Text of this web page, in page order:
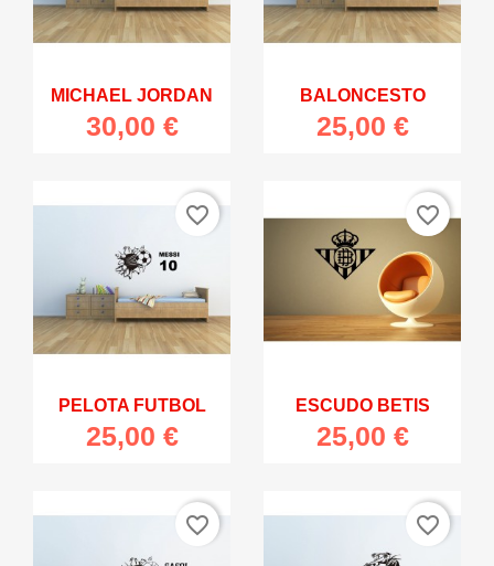
MICHAEL JORDAN
30,00 €
BALONCESTO
25,00 €
PELOTA FUTBOL
25,00 €
favorite_border
ESCUDO BETIS
25,00 €
favorite_border
favorite_border favorite_border